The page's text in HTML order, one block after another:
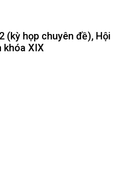
(kỳ họp chuyên đề), Hội
khóa XIX